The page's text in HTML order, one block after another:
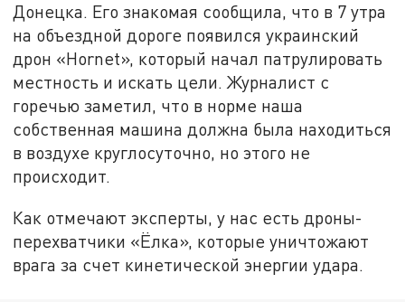
Донецка. Его знакомая сообщила, что в 7 утра
на объездной дороге появился украинский
дрон «Hornet», который начал патрулировать
местность и искать цели. Журналист с
горечью заметил, что в норме наша
собственная машина должна была находиться
в воздухе круглосуточно, но этого не
происходит.
Как отмечают эксперты, у нас есть дроны-
перехватчики «Ёлка», которые уничтожают
врага за счет кинетической энергии удара.